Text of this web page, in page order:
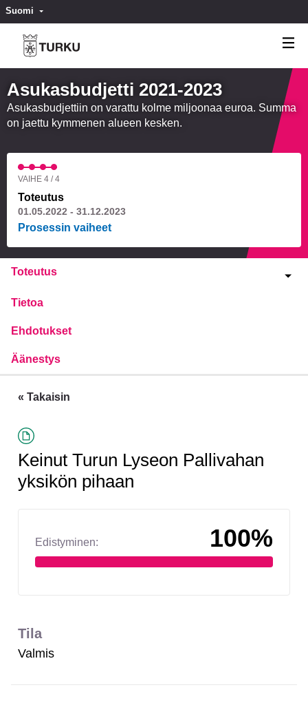
Suomi Valitse kieli
Asukasbudjetti 2021-2023
Asukasbudjettiin on varattu kolme miljoonaa euroa. Summa
on jaettu kymmenen alueen kesken.
VAIHE 4 / 4
Toteutus
01.05.2022 - 31.12.2023
Prosessin vaiheet
Toteutus
Tietoa
Ehdotukset
Äänestys
« Takaisin
Keinut Turun Lyseon Pallivahan
yksikön pihaan
Edistyminen: 100%
Tila
Valmis